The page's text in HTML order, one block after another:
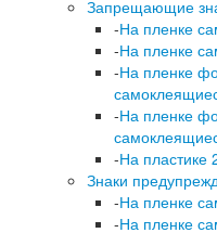
Запрещающие
-На пленке
-На пленке
-На пленке
-На пленке
-На пластике
Знаки
-На пленке
-На пленке